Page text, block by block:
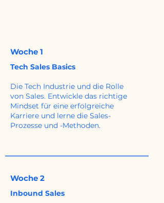
Woche 1
Tech Sales Basics
Die Tech Industrie und die Rolle
von Sales. Entwickle das richtige
Mindset für eine erfolgreiche
Karriere und lerne die Sales-
Prozesse und -Methoden.
Woche 2
Inbound Sales